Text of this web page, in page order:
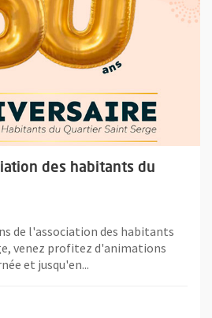
des habitants du
de l'association des habitants
venez profitez d'animations
et jusqu'en...